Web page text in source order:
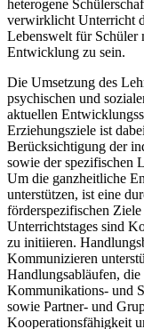
heterogene
verwirklicht Unterricht
Lebenswelt für Schüler
Entwicklung zu sein.
Die Umsetzung des
psychischen und
aktuellen
Erziehungsziele ist
Berücksichtigung der
sowie der spezifischen
Um die ganzheitliche
unterstützen, ist eine
förderspezifischen
Unterrichtstages sind
zu initiieren.
Kommunizieren
Handlungsabläufen,
Kommunikations- und
sowie Partner- und
Kooperationsfähigkeit